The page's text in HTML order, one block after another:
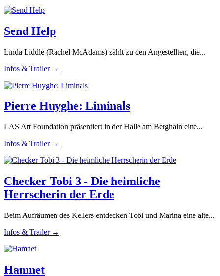
Send Help
Linda Liddle (Rachel McAdams) zählt zu den Angestellten, die...
Infos & Trailer →
Pierre Huyghe: Liminals
LAS Art Foundation präsentiert in der Halle am Berghain eine...
Infos & Trailer →
Checker Tobi 3 - Die heimliche
Herrscherin der Erde
Beim Aufräumen des Kellers entdecken Tobi und Marina eine alte...
Infos & Trailer →
Hamnet